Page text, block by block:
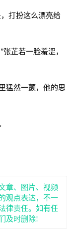
打扮这么漂亮给
芷若一脸羞涩，
然一颤，他的思
章、图片、视频
观点表达，不一
律责任。如有任
及时删除!